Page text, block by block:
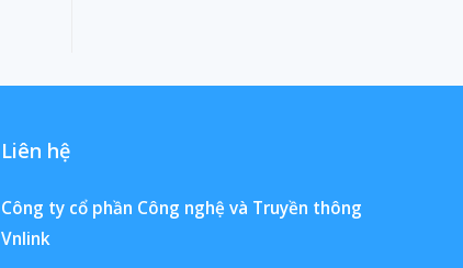
Liên hệ
Công ty cổ phần Công nghệ và Truyền thông
Vnlink